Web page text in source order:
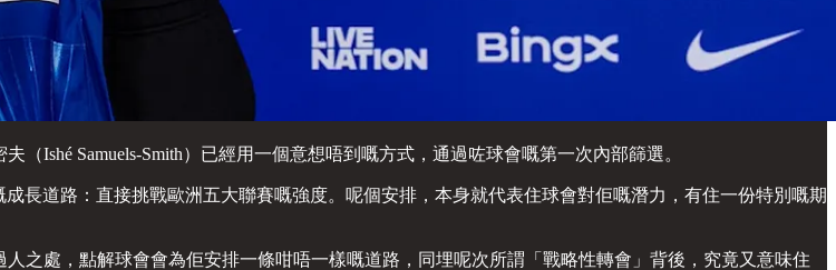
Ishé Samuels-Smith）已經用一個意想唔到嘅方式，通過咗球會嘅第一次內部篩選。
長道路：直接挑戰歐洲五大聯賽嘅強度。呢個安排，本身就代表住球會對佢嘅潛力，有住一份特別嘅期
之處，點解球會會為佢安排一條咁唔一樣嘅道路，同埋呢次所謂「戰略性轉會」背後，究竟又意味住